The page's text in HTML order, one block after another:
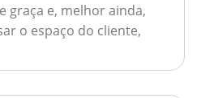
graça e, melhor ainda,
o espaço do cliente,